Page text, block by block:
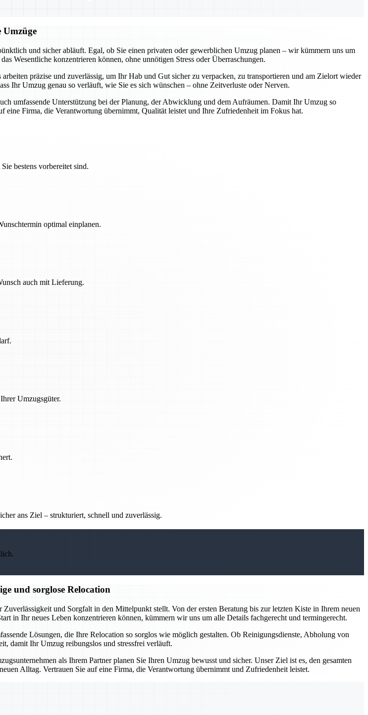
Umzüge
und sicher abläuft. Egal, ob Sie einen privaten oder gewerblichen Umzug planen – wir kümmern uns um
Wesentliche konzentrieren können, ohne unnötigen Stress oder Überraschungen.
präzise und zuverlässig, um Ihr Hab und Gut sicher zu verpacken, zu transportieren und am Zielort wieder
Ihr Umzug genau so verläuft, wie Sie es sich wünschen – ohne Zeitverluste oder Nerven.
umfassende Unterstützung bei der Planung, der Abwicklung und dem Aufräumen. Damit Ihr Umzug so
Firma, die Verantwortung übernimmt, Qualität leistet und Ihre Zufriedenheit im Fokus hat.
bestens vorbereitet sind.
optimal einplanen.
auch mit Lieferung.
Umzugsgüter.
ans Ziel – strukturiert, schnell und zuverlässig.
und sorglose Relocation
und Sorgfalt in den Mittelpunkt stellt. Von der ersten Beratung bis zur letzten Kiste in Ihrem neuen
in Ihr neues Leben konzentrieren können, kümmern wir uns um alle Details fachgerecht und termingerecht.
Lösungen, die Ihre Relocation so sorglos wie möglich gestalten. Ob Reinigungsdienste, Abholung von
damit Ihr Umzug reibungslos und stressfrei verläuft.
als Ihrem Partner planen Sie Ihren Umzug bewusst und sicher. Unser Ziel ist es, den gesamten
Alltag. Vertrauen Sie auf eine Firma, die Verantwortung übernimmt und Zufriedenheit leistet.